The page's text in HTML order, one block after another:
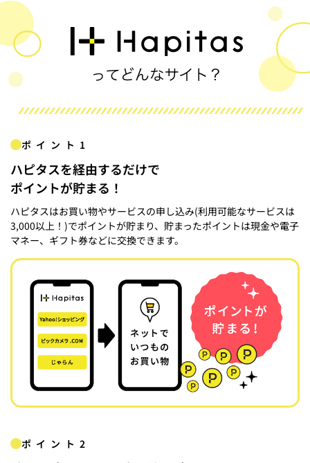
ポイント1
ハピタスを経由するだけで
ポイントが貯まる！
ハピタスはお買い物やサービスの申し込み(利用可能なサービスは
3,000以上！)でポイントが貯まり、貯まったポイントは現金や電子
マネー、ギフト券などに交換できます。
ポイント2